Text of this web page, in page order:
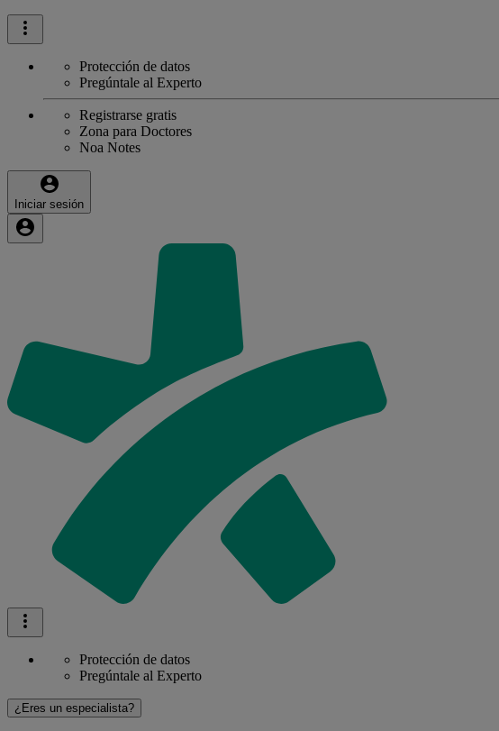
Protección de datos
Pregúntale al Experto
Registrarse gratis
Zona para Doctores
Noa Notes
Iniciar sesión
Protección de datos
Pregúntale al Experto
¿Eres un especialista?